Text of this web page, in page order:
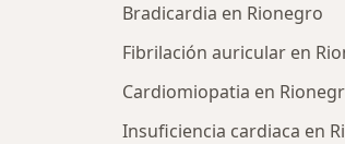
Bradicardia en Rionegro
Fibrilación auricular en
Cardiomiopatia en
Insuficiencia cardiaca en